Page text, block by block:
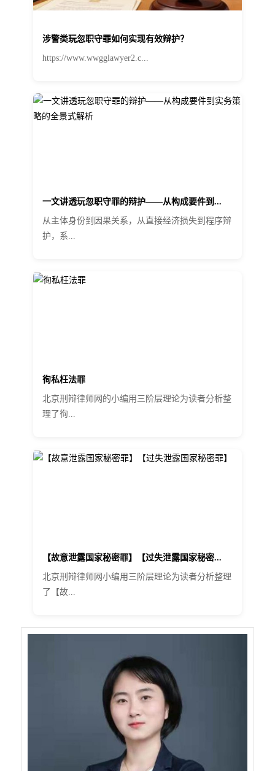
涉警类玩忽职守罪如何实现有效辩护？
https://www.wwgglawyer2.c...
一文讲透玩忽职守罪的辩护——从构成要件到...
从主体身份到因果关系，从直接经济损失到程序辩
护，系...
徇私枉法罪
北京刑辩律师网的小编用三阶层理论为读者分析整
理了徇...
【故意泄露国家秘密罪】【过失泄露国家秘密...
北京刑辩律师网小编用三阶层理论为读者分析整理
了【故...